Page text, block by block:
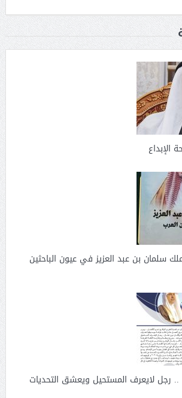
الإبداع
سلمان بن عبد العزيز في عيون الباحثين
رجل لايعرف المستحيل ويعشق التحديات